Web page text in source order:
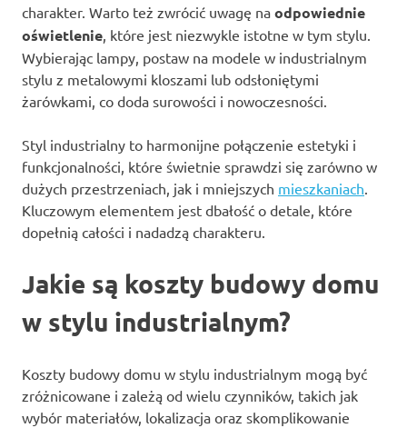
charakter. Warto też zwrócić uwagę na odpowiednie
oświetlenie , które jest niezwykle istotne w tym stylu.
Wybierając lampy, postaw na modele w industrialnym
stylu z metalowymi kloszami lub odsłoniętymi
żarówkami, co doda surowości i nowoczesności.
Styl industrialny to harmonijne połączenie estetyki i
funkcjonalności, które świetnie sprawdzi się zarówno w
dużych przestrzeniach, jak i mniejszych mieszkaniach
Kluczowym elementem jest dbałość o detale, które
dopełnią całości i nadadzą charakteru.
Jakie są koszty budowy domu
w stylu industrialnym?
Koszty budowy domu w stylu industrialnym mogą być
zróżnicowane i zależą od wielu czynników, takich jak
wybór materiałów, lokalizacja oraz skomplikowanie